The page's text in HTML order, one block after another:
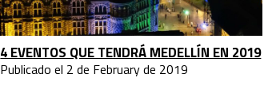
4 EVENTOS QUE TENDRÁ MEDELLÍN EN 2019
Publicado el 2 de February de 2019